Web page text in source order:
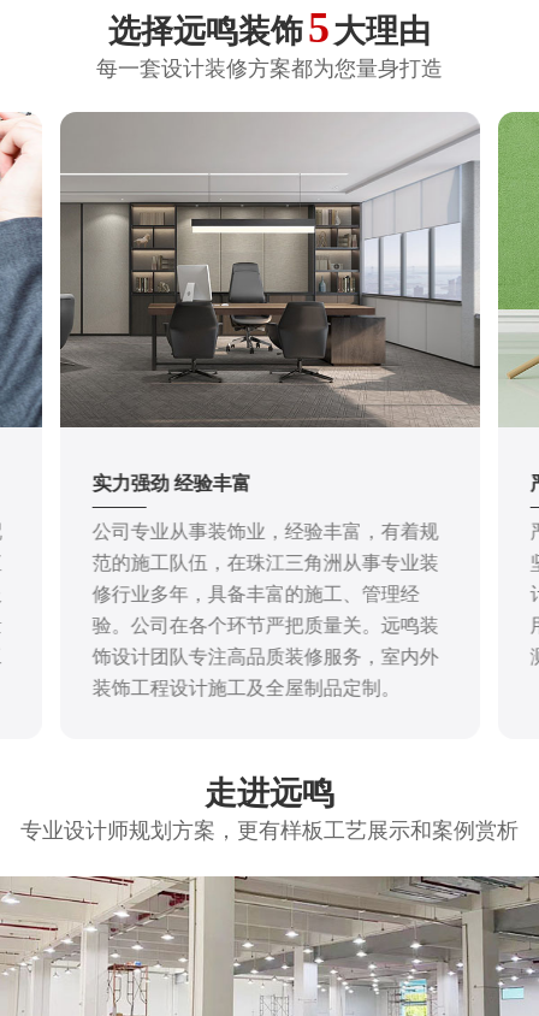
选择远鸣装饰5大理由
每一套设计装修方案都为您量身打造
实力强劲 经验丰富
公司专业从事装饰业，经验丰富，有着规
范的施工队伍，在珠江三角洲从事专业装
修行业多年，具备丰富的施工、管理经
验。公司在各个环节严把质量关。远鸣装
饰设计团队专注高品质装修服务，室内外
装饰工程设计施工及全屋制品定制。
走进远鸣
专业设计师规划方案，更有样板工艺展示和案例赏析